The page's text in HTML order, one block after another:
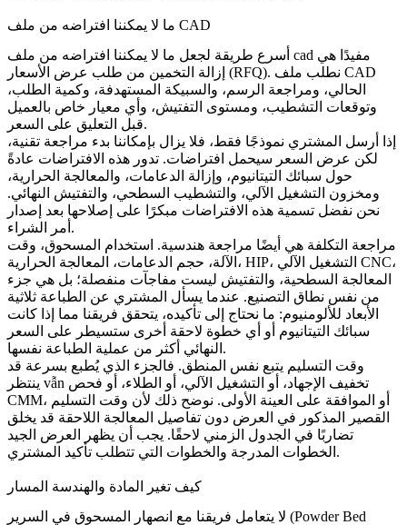
ما لا يمكننا افتراضه من ملف CAD
أسرع طريقة لجعل ما لا يمكننا افتراضه من ملف cad مفيدًا هي
إزالة التخمين من طلب عرض الأسعار (RFQ). نطلب ملف CAD
الحالي، ومراجعة الرسم، والسبيكة المستهدفة، وكمية الطلب،
وتوقعات التشطيب، ومستوى التفتيش، وأي معيار خاص بالعميل
قبل التعليق على السعر.
إذا أرسل المشتري نموذجًا فقط، فلا يزال بإمكاننا بدء مراجعة تقنية،
لكن عرض السعر سيحمل افتراضات. تدور هذه الافتراضات عادةً
حول سبائك التيتانيوم، وإزالة الدعامات، والمعالجة الحرارية،
ومخزون التشغيل الآلي، والتشطيب السطحي، والتفتيش النهائي.
نحن نفضل تسمية هذه الافتراضات مبكرًا على إصلاحها بعد إصدار
أمر الشراء.
مراجعة التكلفة هي أيضًا مراجعة هندسية. استخدام المسحوق، وقت
الآلة، حجم الدعامات، المعالجة الحرارية، HIP، التشغيل الآلي CNC،
المعالجة السطحية، والتفتيش ليست مفاجآت منفصلة؛ بل هي جزء
من نفس نطاق التصنيع. عندما يسأل المشتري عن الطباعة ثلاثية
الأبعاد للألومنيوم: ما نحتاج إلى تأكيده، يتحقق فريقنا مما إذا كانت
سبائك التيتانيوم أو أي خطوة لاحقة أخرى ستسيطر على السعر
النهائي أكثر من عملية الطباعة نفسها.
وقت التسليم يتبع نفس المنطق. فالجزء الذي يُطبع بسرعة قد
ينتظر vẫn تخفيف الإجهاد، أو التشغيل الآلي، أو الطلاء، أو فحص
CMM، أو الموافقة على العينة الأولى. نوضح ذلك لأن وقت التسليم
القصير المذكور في العرض دون تفاصيل المعالجة اللاحقة قد يخلق
تضاربًا في الجدول الزمني لاحقًا. يجب أن يظهر العرض الجيد
الخطوات المدرجة والخطوات التي تتطلب تأكيد المشتري.
كيف تغير المادة والهندسة المسار
لا يتعامل فريقنا مع انصهار المسحوق في السرير (Powder Bed